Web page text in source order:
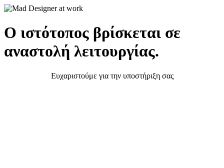
Ο ιστότοπος βρίσκεται σε
αναστολή λειτουργίας.
Ευχαριστούμε για την υποστήριξη σας